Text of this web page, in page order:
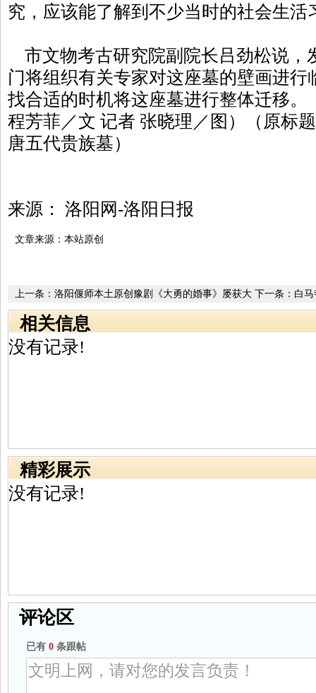
究，应该能了解到不少当时的社会生活
市文物考古研究院副院长吕劲松说，
门将组织有关专家对这座墓的壁画进
找合适的时机将这座墓进行整体迁移。
程芳菲／文 记者 张晓理／图）（原标
唐五代贵族墓）
来源： 洛阳网-洛阳日报
文章来源：本站原创
下一条： 白
进入收尾阶
上一条： 洛阳偃师本土原创豫剧《大勇的婚事》屡获大
奖 在创新中传承让戏曲永葆青春
相关信息
没有记录!
精彩展示
没有记录!
评论区
已有 0 条跟帖